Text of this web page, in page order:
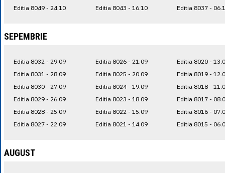
Editia 8049 - 24.10
Editia 8043 - 16.10
Editia 8037 -
SEPEMBRIE
Editia 8032 - 29.09
Editia 8031 - 28.09
Editia 8030 - 27.09
Editia 8029 - 26.09
Editia 8028 - 25.09
Editia 8027 - 22.09
Editia 8026 - 21.09
Editia 8025 - 20.09
Editia 8024 - 19.09
Editia 8023 - 18.09
Editia 8022 - 15.09
Editia 8021 - 14.09
Editia 8020 -
Editia 8019 -
Editia 8018 -
Editia 8017 -
Editia 8016 -
Editia 8015 -
AUGUST